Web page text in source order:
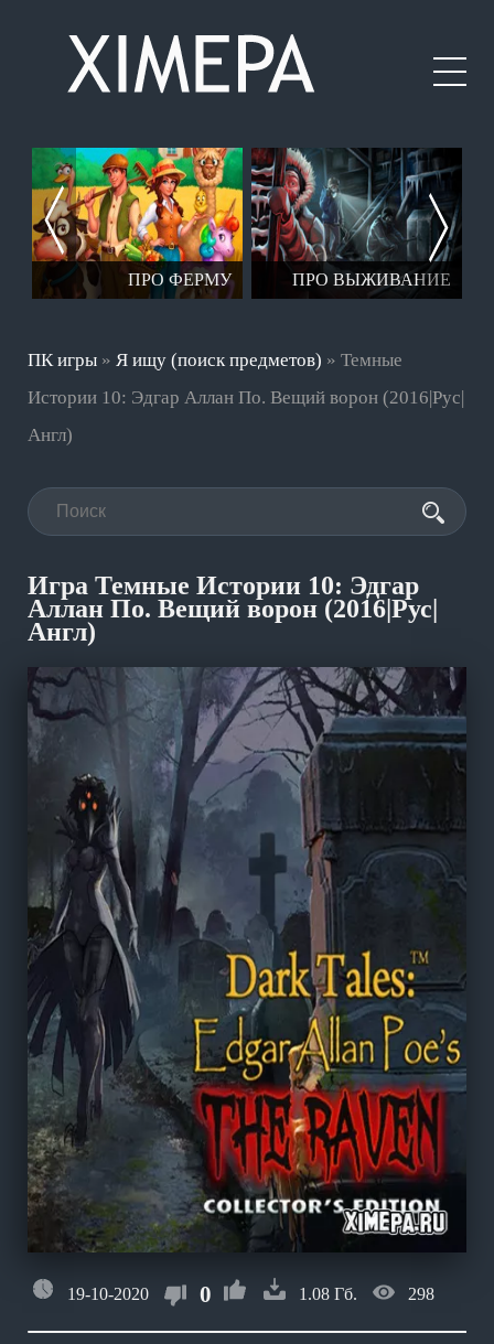
ПРО ФЕРМУ ПРО ВЫЖИВАНИЕ
ПК игры » Я ищу (поиск предметов) » Темные
Истории 10: Эдгар Аллан По. Вещий ворон (2016|Рус|
Англ)
Игра Темные Истории 10: Эдгар
Аллан По. Вещий ворон (2016|Рус|
Англ)
19-10-2020 0 1.08 Гб. 298